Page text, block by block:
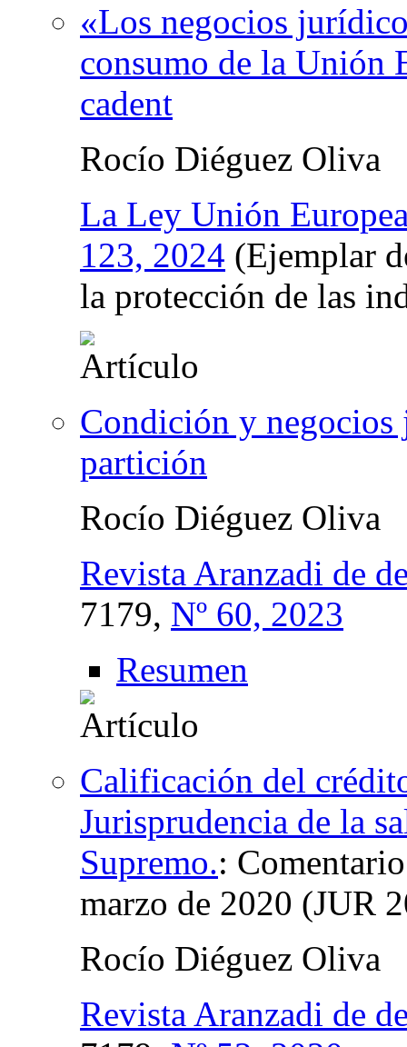
«Los negocios
consumo de la Unión
cadent
Rocío Diéguez Oliva
La Ley Unión
123, 2024 (Ejemplar
la protección de las
Condición y
partición
Rocío Diéguez Oliva
Revista Aranzadi de
7179, Nº 60, 2023
Resumen
Calificación del
Jurisprudencia de la
Supremo.:
marzo de 2020 (JUR
Rocío Diéguez Oliva
Revista Aranzadi de